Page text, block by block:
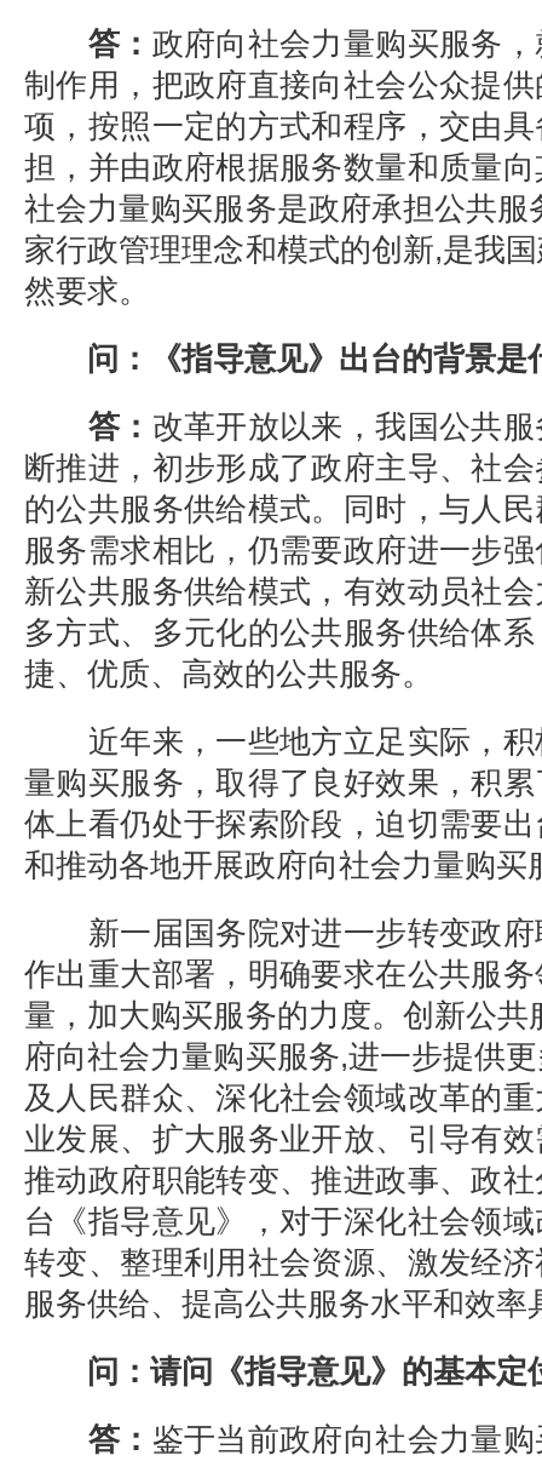
答： 政府向社会力量购买服务
制作用，把政府直接向社会公众提
项，按照一定的方式和程序，交由
担，并由政府根据服务数量和质量
社会力量购买服务是政府承担公共
家行政管理理念和模式的创新,是我
然要求。
问：《指导意见》出台的背景是
答： 改革开放以来，我国公共
断推进，初步形成了政府主导、社
的公共服务供给模式。同时，与人
服务需求相比，仍需要政府进一步
新公共服务供给模式，有效动员社
多方式、多元化的公共服务供给体
捷、优质、高效的公共服务。
近年来，一些地方立足实际，积
量购买服务，取得了良好效果，积
体上看仍处于探索阶段，迫切需要
和推动各地开展政府向社会力量购买
新一届国务院对进一步转变政府
作出重大部署，明确要求在公共服
量，加大购买服务的力度。创新公
府向社会力量购买服务,进一步提供
及人民群众、深化社会领域改革的
业发展、扩大服务业开放、引导有
推动政府职能转变、推进政事、政
台《指导意见》，对于深化社会领
转变、整理利用社会资源、激发经
服务供给、提高公共服务水平和效率
问：请问《指导意见》的基本定
答： 鉴于当前政府向社会力量